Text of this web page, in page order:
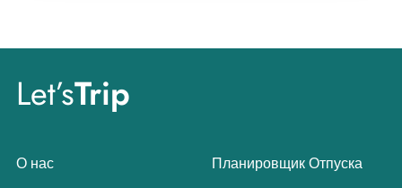
Let’sTrip
О нас
Планировщик Отпуска